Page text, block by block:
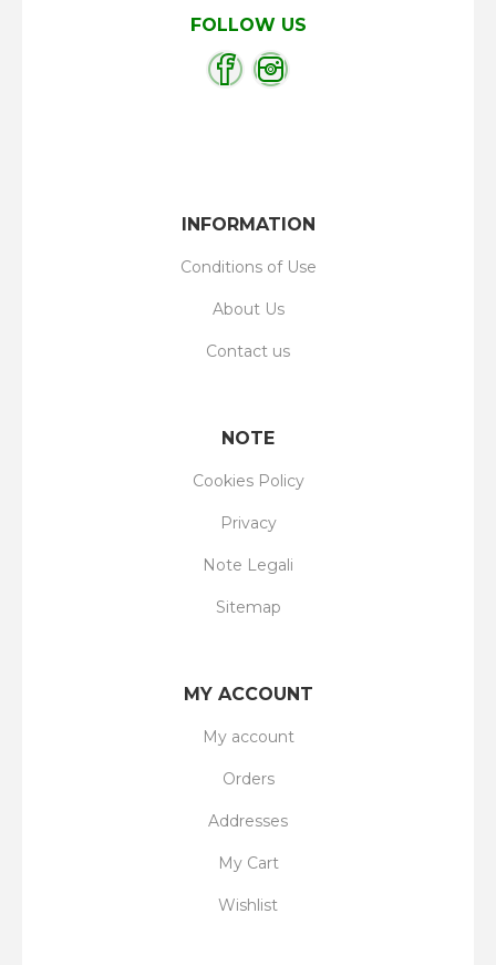
FOLLOW US
INFORMATION
Conditions of Use
About Us
Contact us
NOTE
Cookies Policy
Privacy
Note Legali
Sitemap
MY ACCOUNT
My account
Orders
Addresses
My Cart
Wishlist